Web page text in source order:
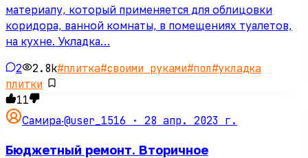
материалу, который применяется для облицовки
коридора, ванной комнаты, в помещениях туалетов,
на кухне. Укладка…
2 2.8k#плитка#своими руками#пол#укладка
плитки
11
Самира·@user_1516 · 28 апр. 2023 г.
Бюджетный ремонт. Вторичное